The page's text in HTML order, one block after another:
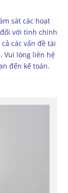
sát các hoạt
với tính chính
các vấn đề tài
Vui lòng liên hệ
đến kế toán.